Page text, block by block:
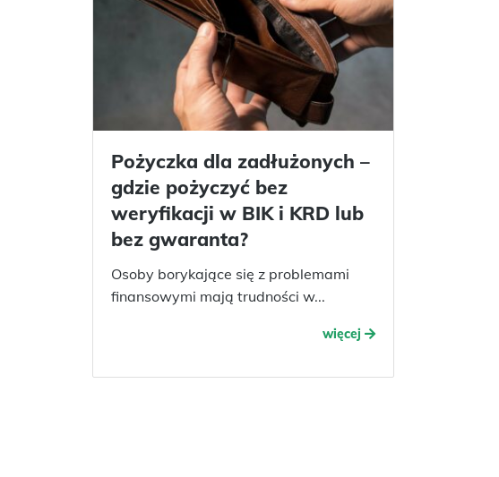
Pożyczka dla zadłużonych –
gdzie pożyczyć bez
weryfikacji w BIK i KRD lub
bez gwaranta?
Osoby borykające się z problemami
finansowymi mają trudności w...
więcej